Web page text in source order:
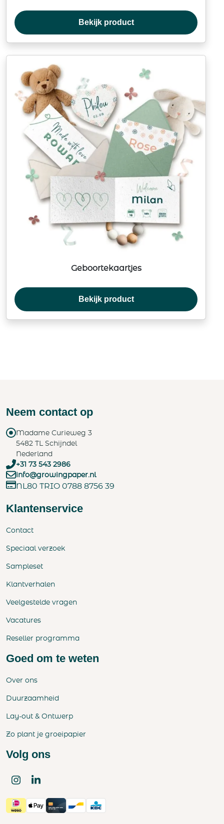
Bekijk product
Geboortekaartjes
Bekijk product
Neem contact op
Madame Curieweg 3
5482 TL Schijndel
Nederland
+31 73 543 2986
info@growingpaper.nl
NL80 TRIO 0788 8756 39
Klantenservice
Contact
Speciaal verzoek
Sampleset
Klantverhalen
Veelgestelde vragen
Vacatures
Reseller programma
Goed om te weten
Over ons
Duurzaamheid
Lay-out & Ontwerp
Zo plant je groeipapier
Volg ons